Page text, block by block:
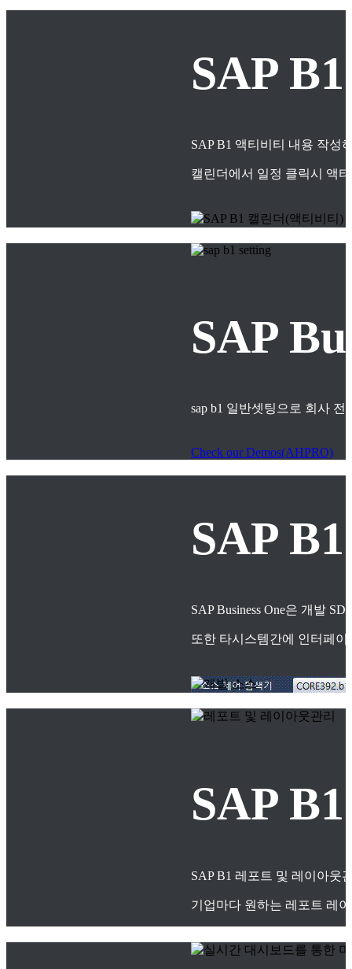
SAP
SAP B1 액티비티 내용 작성
캘린더에서 일정 클릭시 액
SAP
sap b1 일반셋팅으로 회사
Check our Demos(AHPRO)
SAP
SAP Business One은 개발
또한 타시스템간에 인터페
SAP
SAP B1 레포트 및 레이아웃
기업마다 원하는 레포트 레